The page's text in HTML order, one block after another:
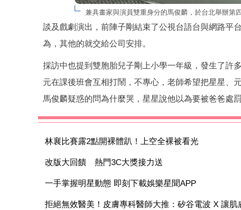
兼具畫家與演員雙重身分的馬俊麟，於台北舉辦第
談及戲劇演出，前陣子剛結束了公視台語台與網路平
為，其他的就交給公司安排。
採訪中也提到雙胞胎兒子剛上小學一年級，發生了許
元在課後班會互相打鬧，不專心，老師希望把星星、
馬俊麟疑惑的問為什麼哭，星星說他以為要被爸爸處
林襄比賽露2點開裸體趴！上空全裸被看光
改版大回饋 熱門3C大獎接力送
一手掌握明星動態 即刻下載娛樂星聞APP
拒絕無效醫美！皮膚專科醫師大推：矽谷電波 X 讓肌